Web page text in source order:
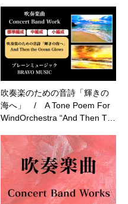
吹奏楽のための音詩「輝きの
海へ」 / A Tone Poem For
WindOrchestra “And Then T…